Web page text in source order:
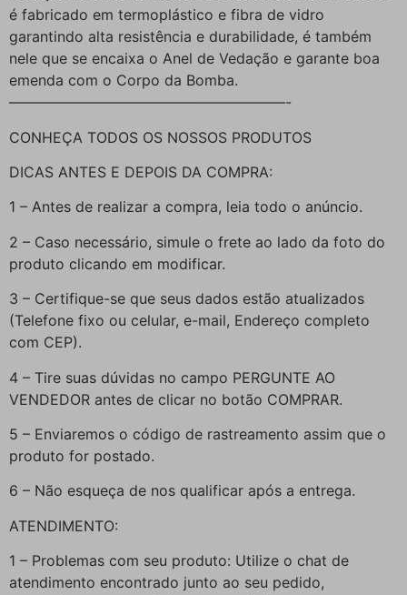
é fabricado em termoplástico e fibra de vidro
garantindo alta resistência e durabilidade, é também
nele que se encaixa o Anel de Vedação e garante boa
emenda com o Corpo da Bomba.
———————————————————-
CONHEÇA TODOS OS NOSSOS PRODUTOS
DICAS ANTES E DEPOIS DA COMPRA:
1 – Antes de realizar a compra, leia todo o anúncio.
2 – Caso necessário, simule o frete ao lado da foto do
produto clicando em modificar.
3 – Certifique-se que seus dados estão atualizados
(Telefone fixo ou celular, e-mail, Endereço completo
com CEP).
4 – Tire suas dúvidas no campo PERGUNTE AO
VENDEDOR antes de clicar no botão COMPRAR.
5 – Enviaremos o código de rastreamento assim que o
produto for postado.
6 – Não esqueça de nos qualificar após a entrega.
ATENDIMENTO:
1 – Problemas com seu produto: Utilize o chat de
atendimento encontrado junto ao seu pedido,